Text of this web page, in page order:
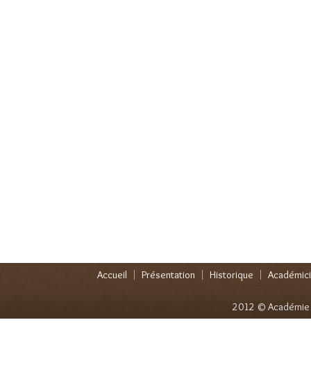
Accueil Présentation Historique
2012 ©